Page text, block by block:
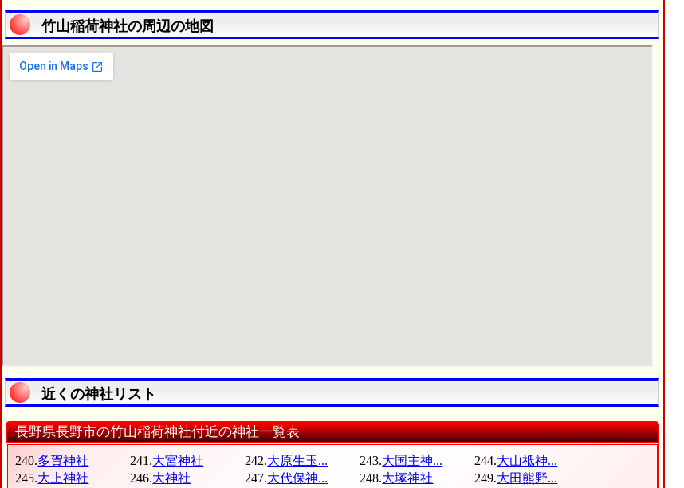
竹山稲荷神社の周辺の地図
近くの神社リスト
長野県長野市の竹山稲荷神社付近の神社一覧表
240.多賀神社 241.大宮神社 242.大原生玉... 243.大国主神... 244.大山祗神...
245.大上神社 246.大神社 247.大代保神... 248.大塚神社 249.大田熊野...